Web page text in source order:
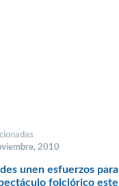
2010
unen esfuerzos para
folclórico este